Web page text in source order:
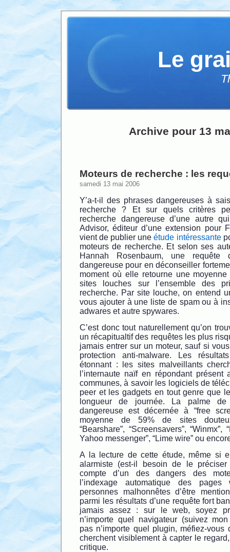
Le
Archive pour 13
Moteurs de recherche : les
samedi 13 mai 2006
Y’a-t-il des phrases dangereuses à
recherche ? Et sur quels critères
recherche dangereuse d’une autre
Advisor, éditeur d’une extension pour
vient de publier uneétude intéressante
moteurs de recherche. Et selon ses
Hannah Rosenbaum, une requête
dangereuse pour en déconseiller
moment où elle retourne une
sites louches sur l’ensemble des
recherche. Par site louche, on entend
vous ajouter à une liste de spam ou à
adwares et autre spywares.
C’est donc tout naturellement qu’on
un récapitualtif des requêtes les plus
jamais entrer sur un moteur, sauf si
protection anti-malware. Les
étonnant : les sites malveillants
l’internaute naïf en répondant
communes, à savoir les logiciels de
peer et les gadgets en tout genre que
longueur de journée. La palme
dangereuse est décernée à “free
moyenne de 59% de sites
“Bearshare”, “Screensavers”, “Winmx”,
Yahoo messenger”, “Lime wire” ou
A la lecture de cette étude, même si
alarmiste (est-il besoin de le
compte d’un des dangers des
l’indexage automatique des
personnes malhonnêtes d’être
parmi les résultats d’une requête fort
jamais assez : sur le web, soyez
n’importe quel navigateur (suivez
pas n’importe quel plugin, méfiez-
cherchent visiblement à capter le
critique.